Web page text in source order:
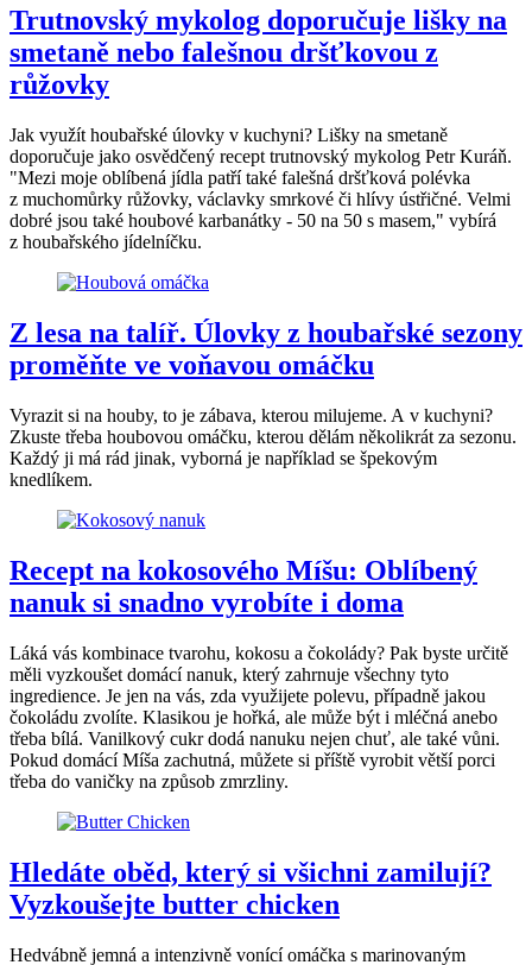
Trutnovský mykolog doporučuje lišky na
smetaně nebo falešnou dršťkovou z
růžovky
Jak využít houbařské úlovky v kuchyni? Lišky na smetaně
doporučuje jako osvědčený recept trutnovský mykolog Petr Kuráň.
"Mezi moje oblíbená jídla patří také falešná dršťková polévka
z muchomůrky růžovky, václavky smrkové či hlívy ústřičné. Velmi
dobré jsou také houbové karbanátky - 50 na 50 s masem," vybírá
z houbařského jídelníčku.
Z lesa na talíř. Úlovky z houbařské sezony
proměňte ve voňavou omáčku
Vyrazit si na houby, to je zábava, kterou milujeme. A v kuchyni?
Zkuste třeba houbovou omáčku, kterou dělám několikrát za sezonu.
Každý ji má rád jinak, vyborná je například se špekovým
knedlíkem.
Recept na kokosového Míšu: Oblíbený
nanuk si snadno vyrobíte i doma
Láká vás kombinace tvarohu, kokosu a čokolády? Pak byste určitě
měli vyzkoušet domácí nanuk, který zahrnuje všechny tyto
ingredience. Je jen na vás, zda využijete polevu, případně jakou
čokoládu zvolíte. Klasikou je hořká, ale může být i mléčná anebo
třeba bílá. Vanilkový cukr dodá nanuku nejen chuť, ale také vůni.
Pokud domácí Míša zachutná, můžete si příště vyrobit větší porci
třeba do vaničky na způsob zmrzliny.
Hledáte oběd, který si všichni zamilují?
Vyzkoušejte butter chicken
Hedvábně jemná a intenzivně vonící omáčka s marinovaným